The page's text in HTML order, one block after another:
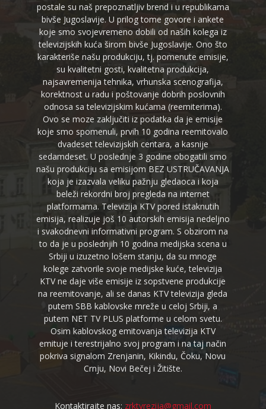
postale su naš prepoznatljiv brend i u republikama
bivše Jugoslavije. U prilog tome govore i ankete
koje smo svojevremeno dobili od naših kolega iz
televizijskih kuća širom bivše Jugoslavije. Ono što
karakteriše našu produkciju, tj. pomenute emisije,
su kvalitetni gosti, kvalitetna produkcija,
najsavremenija tehnika, vrhunska scenografija,
korektnost u radu i poštovanje dobrih poslovnih
odnosa sa televizijskim kućama (reemiterima).
Ovo se moze zaključiti iz podatka da je emisije
koje smo spomenuli, prvih 10 godina reemitovalo
dvadeset televizijskih centara, a kasnije
sedamdeset. U poslednje 3 godine obogatili smo
našu produkciju sa emisijom BEZ USTRUČAVANJA
koja je izazvala veliku pažnju gledaoca i koja
beleži rekordni broj pregleda na internet
platformama. Televizija KTV pored istaknutih
emisija, realizuje još 10 autorskih emisija nedeljno
i svakodnevni informativni program. S obzirom na
to da je u poslednjih 10 godina medijska scena u
Srbiji u izuzetno lošem stanju, da su mnoge
kolege zatvorile svoje medijske kuće, televizija
KTV ne daje više emisije iz sopstvene produkcije
na reemitovanje, ali se danas KTV televizija gleda
putem SBB kablovske mreže u celoj Srbiji, a
putem NET TV PLUS platforme u celom svetu.
Osim kablovskog emitovanja televizija KTV
emituje i terestrijalno svoj program i na taj način
pokriva signalom Zrenjanin, Kikindu, Čoku, Novu
Crnju, Novi Bečej i Žitište.
Kontaktirajte nas: zrktvrezija@gmail.com